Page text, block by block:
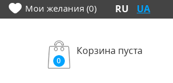
Мои желания (0) RU UA
0
Корзина пуста